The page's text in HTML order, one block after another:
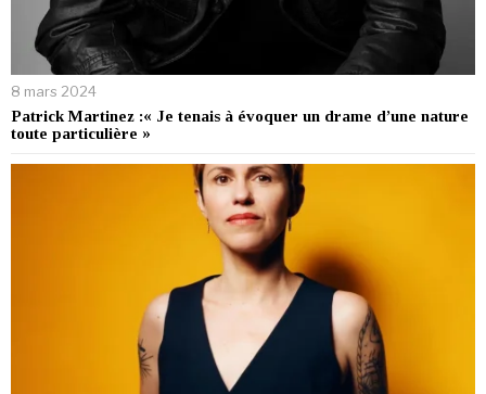
8 mars 2024
Patrick Martinez :« Je tenais à évoquer un drame d’une nature
toute particulière »